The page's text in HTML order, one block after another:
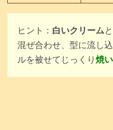
ヒント： 白いクリームと
混ぜ合わせ、型に流し
ルを被せてじっくり焼